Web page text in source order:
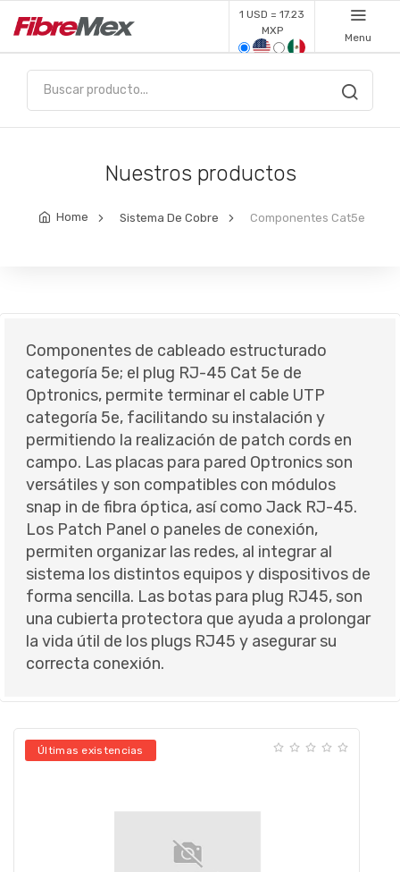
1 USD = 17.23
MXP
Menu
Nuestros productos
Home Sistema De Cobre Componentes Cat5e
Componentes de cableado estructurado
categoría 5e; el plug RJ-45 Cat 5e de
Optronics, permite terminar el cable UTP
categoría 5e, facilitando su instalación y
permitiendo la realización de patch cords en
campo. Las placas para pared Optronics son
versátiles y son compatibles con módulos
snap in de fibra óptica, así como Jack RJ-45.
Los Patch Panel o paneles de conexión,
permiten organizar las redes, al integrar al
sistema los distintos equipos y dispositivos de
forma sencilla. Las botas para plug RJ45, son
una cubierta protectora que ayuda a prolongar
la vida útil de los plugs RJ45 y asegurar su
correcta conexión.
Últimas existencias